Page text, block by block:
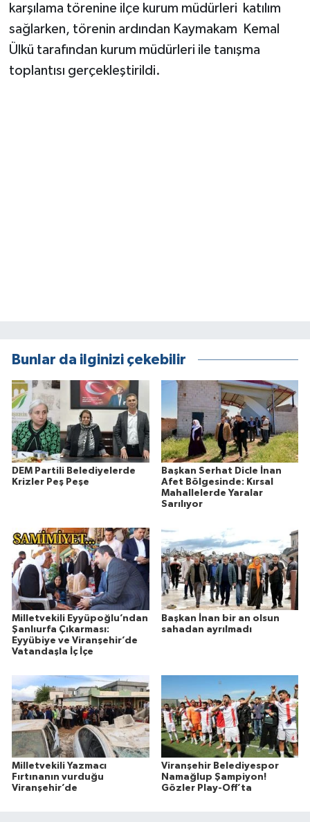
karşılama törenine ilçe kurum müdürleri katılım
sağlarken, törenin ardından Kaymakam Kemal
Ülkü tarafından kurum müdürleri ile tanışma
toplantısı gerçekleştirildi.
Bunlar da ilginizi çekebilir
DEM Partili Belediyelerde
Krizler Peş Peşe
Başkan Serhat Dicle İnan
Afet Bölgesinde: Kırsal
Mahallelerde Yaralar
Sarılıyor
Milletvekili Eyyüpoğlu’ndan
Şanlıurfa Çıkarması:
Eyyübiye ve Viranşehir’de
Vatandaşla İç İçe
Başkan İnan bir an olsun
sahadan ayrılmadı
Milletvekili Yazmacı
Fırtınanın vurduğu
Viranşehir’de
Viranşehir Belediyespor
Namağlup Şampiyon!
Gözler Play-Off’ta